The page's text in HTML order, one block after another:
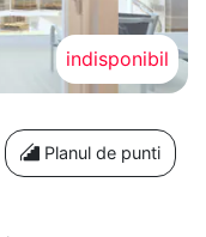
indisponibil
Planul de punti